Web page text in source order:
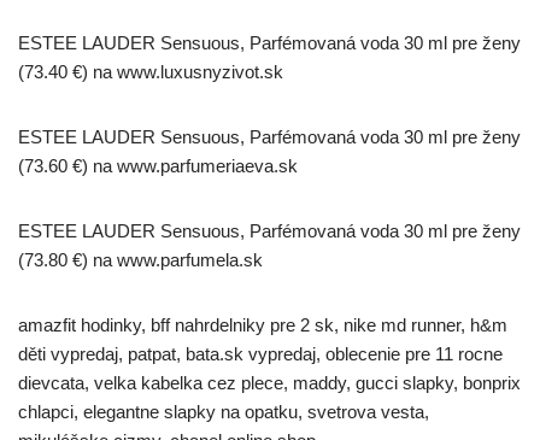
ESTEE LAUDER Sensuous, Parfémovaná voda 30 ml pre ženy
(73.40 €) na www.luxusnyzivot.sk
ESTEE LAUDER Sensuous, Parfémovaná voda 30 ml pre ženy
(73.60 €) na www.parfumeriaeva.sk
ESTEE LAUDER Sensuous, Parfémovaná voda 30 ml pre ženy
(73.80 €) na www.parfumela.sk
amazfit hodinky, bff nahrdelniky pre 2 sk, nike md runner, h&m
děti vypredaj, patpat, bata.sk vypredaj, oblecenie pre 11 rocne
dievcata, velka kabelka cez plece, maddy, gucci slapky, bonprix
chlapci, elegantne slapky na opatku, svetrova vesta,